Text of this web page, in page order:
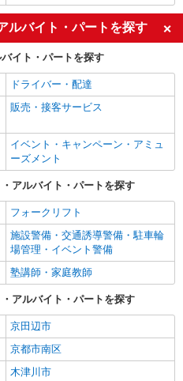
ルバイト・パートを探す
イト・パートを探す
ドライバー・配達
販売・接客サービス
イベント・キャンペーン・アミュ
ーズメント
アルバイト・パートを探す
フォークリフト
施設警備・交通誘導警備・駐車輪
場管理・イベント警備
塾講師・家庭教師
アルバイト・パートを探す
京田辺市
京都市南区
木津川市